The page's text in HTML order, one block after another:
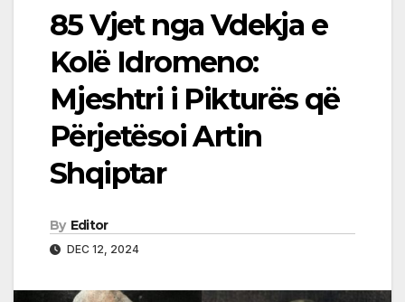
85 Vjet nga Vdekja e
Kolë Idromeno:
Mjeshtri i Pikturës që
Përjetësoi Artin
Shqiptar
By Editor
DEC 12, 2024